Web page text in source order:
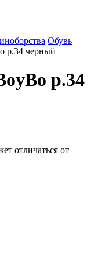
Обувь
р.34 черный
р.34
отличаться от